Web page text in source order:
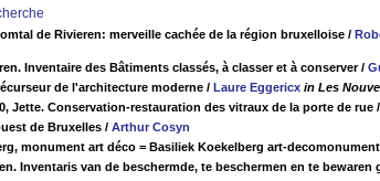
de Rivieren: merveille cachée de la région bruxelloise /
Inventaire des Bâtiments classés, à classer et à conserver/
de l'architecture moderne / Laure Eggericx in Les
Jette. Conservation-restauration des vitraux de la porte de rue /
de Bruxelles / Arthur Cosyn
monument art déco = Basiliek Koekelberg art-decomonument
Inventaris van de beschermde, te beschermen en te bewaren